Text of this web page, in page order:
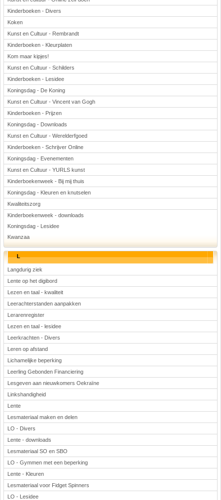
Kinderboeken - Divers
Koken
Kunst en Cultuur - Rembrandt
Kinderboeken - Kleurplaten
Kom maar kipjes!
Kunst en Cultuur - Schilders
Kinderboeken - Lesidee
Koningsdag - De Koning
Kunst en Cultuur - Vincent van Gogh
Kinderboeken - Prijzen
Koningsdag - Downloads
Kunst en Cultuur - Werelderfgoed
Kinderboeken - Schrijver Online
Koningsdag - Evenementen
Kunst en Cultuur - YURLS kunst
Kinderboekenweek - Bij mij thuis
Koningsdag - Kleuren en knutselen
Kwaliteitszorg
Kinderboekenweek - downloads
Koningsdag - Lesidee
Kwanzaa
L
Langdurig ziek
Lente op het digibord
Lezen en taal - kwaliteit
Leerachterstanden aanpakken
Lerarenregister
Lezen en taal - lesidee
Leerkrachten - Divers
Leren op afstand
Lichamelijke beperking
Leerling Gebonden Financiering
Lesgeven aan nieuwkomers Oekraïne
Linkshandigheid
Lente
Lesmateriaal maken en delen
LO - Divers
Lente - downloads
Lesmateriaal SO en SBO
LO - Gymmen met een beperking
Lente - Kleuren
Lesmateriaal voor Fidget Spinners
LO - Lesidee